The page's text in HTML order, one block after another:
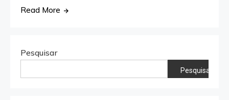
Read More
Pesquisar
Pesquisar